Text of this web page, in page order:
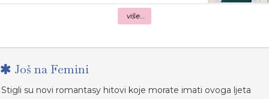
više...
Još na Femini
Stigli su novi romantasy hitovi koje morate imati ovoga ljeta